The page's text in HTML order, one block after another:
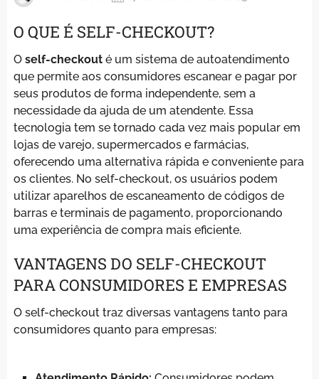
O QUE É SELF-CHECKOUT?
O self-checkouté um sistema de autoatendimento
que permite aos consumidores escanear e pagar por
seus produtos de forma independente, sem a
necessidade da ajuda de um atendente. Essa
tecnologia tem se tornado cada vez mais popular em
lojas de varejo, supermercados e farmácias,
oferecendo uma alternativa rápida e conveniente para
os clientes. No self-checkout, os usuários podem
utilizar aparelhos de escaneamento de códigos de
barras e terminais de pagamento, proporcionando
uma experiência de compra mais eficiente.
VANTAGENS DO SELF-CHECKOUT
PARA CONSUMIDORES E EMPRESAS
O self-checkout traz diversas vantagens tanto para
consumidores quanto para empresas: